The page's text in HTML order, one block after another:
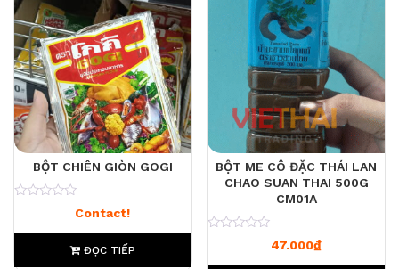
BỘT CHIÊN GIÒN GOGI
Contact!
ĐỌC TIẾP
BỘT ME CÔ ĐẶC THÁI LAN
CHAO SUAN THAI 500G
CM01A
47.000₫